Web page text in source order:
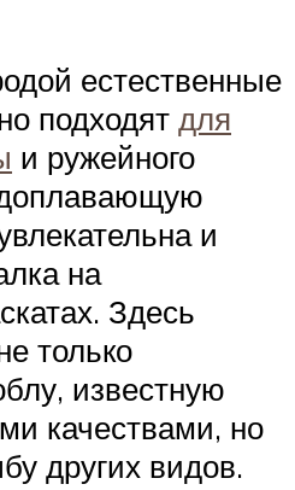
естественные
подходят для
и ружейного
и
на
Здесь
только
известную
качествами, но
других видов.